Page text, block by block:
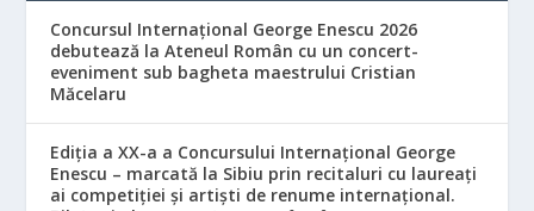
Concursul Internațional George Enescu 2026
debutează la Ateneul Român cu un concert-
eveniment sub bagheta maestrului Cristian
Măcelaru
Ediția a XX-a a Concursului Internațional George
Enescu – marcată la Sibiu prin recitaluri cu laureați
ai competiției și artiști de renume internațional.